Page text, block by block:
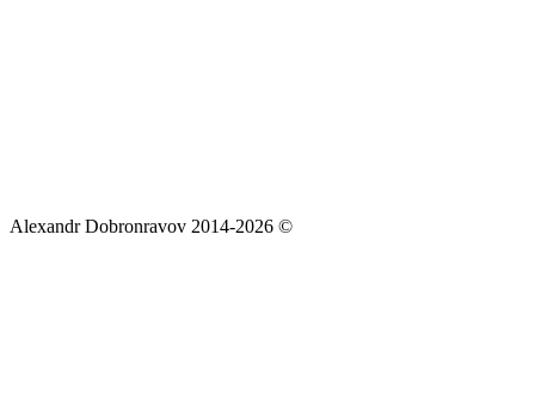
Alexandr Dobronravov 2014-2026 ©